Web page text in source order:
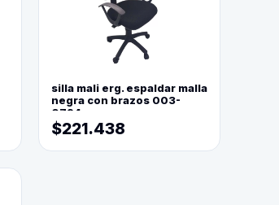
silla mali erg. espaldar malla
negra con brazos 003-
0794
$221.438